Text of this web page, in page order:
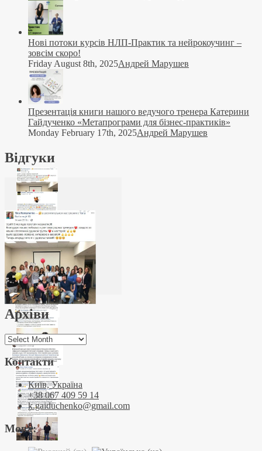
Нові потоки курсів НЛП-Практик та нейрокоучинг –
зовсім скоро!
Friday August 8th, 2025Андрей Марушев
Презентація книги нашого ведучого тренера Катерини
Гайдученко «Метапрограми для бізнес-практиків»
Monday February 17th, 2025Андрей Марушев
Відгуки
Архіви
Архіви
Контакти
Київ, Україна
+38 067 409 59 14
k.gaiduchenko@gmail.com
Мова: